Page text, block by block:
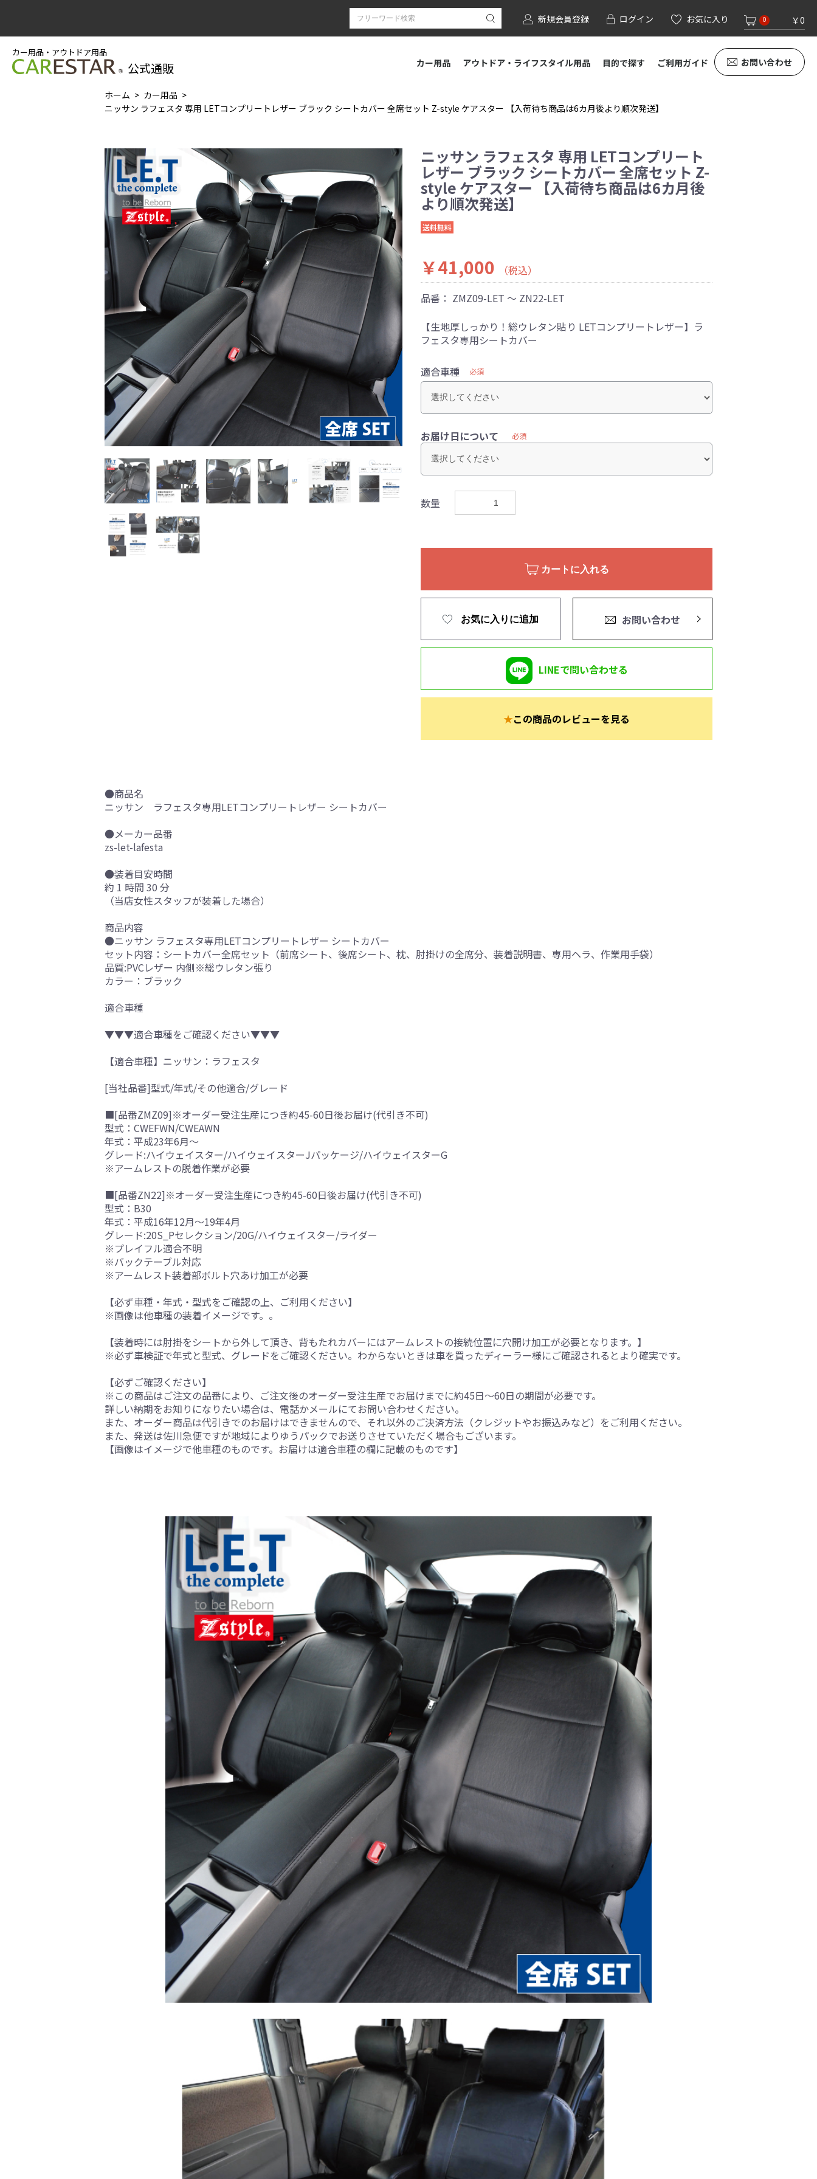
新規会員登録 ログイン お気に入り 0 ￥0
カー用品・アウトドア用品
公式通販 カー用品 アウトドア・ライフスタイル用品 目的で探す ご利用ガイド お問い合わせ
ホーム
カー用品
ニッサン ラフェスタ 専用 LETコンプリートレザー ブラック シートカバー 全席セット Z-style ケアスター 【入荷待ち商品は6カ月後より順次発送】
ニッサン ラフェスタ 専用 LETコンプリート
レザー ブラック シートカバー 全席セット Z-
style ケアスター 【入荷待ち商品は6カ月後
より順次発送】
送料無料
￥41,000
（税込）
品番： ZMZ09-LET ～ ZN22-LET
【生地厚しっかり！総ウレタン貼り LETコンプリートレザー】ラ
フェスタ専用シートカバー
適合車種 必須
お届け日について 必須
数量
カートに入れる
お気に入りに追加 お問い合わせ
LINEで問い合わせる
★この商品のレビューを見る
●商品名
ニッサン ラフェスタ専用LETコンプリートレザー シートカバー
●メーカー品番
zs-let-lafesta
●装着目安時間
約 1 時間 30 分
（当店女性スタッフが装着した場合）
商品内容
●ニッサン ラフェスタ専用LETコンプリートレザー シートカバー
セット内容：シートカバー全席セット（前席シート、後席シート、枕、肘掛けの全席分、装着説明書、専用ヘラ、作業用手袋）
品質:PVCレザー 内側※総ウレタン張り
カラー：ブラック
適合車種
▼▼▼適合車種をご確認ください▼▼▼
【適合車種】ニッサン：ラフェスタ
[当社品番]型式/年式/その他適合/グレード
■[品番ZMZ09]※オーダー受注生産につき約45-60日後お届け(代引き不可)
型式：CWEFWN/CWEAWN
年式：平成23年6月～
グレード:ハイウェイスター/ハイウェイスターJパッケージ/ハイウェイスターG
※アームレストの脱着作業が必要
■[品番ZN22]※オーダー受注生産につき約45-60日後お届け(代引き不可)
型式：B30
年式：平成16年12月～19年4月
グレード:20S_Pセレクション/20G/ハイウェイスター/ライダー
※プレイフル適合不明
※バックテーブル対応
※アームレスト装着部ボルト穴あけ加工が必要
【必ず車種・年式・型式をご確認の上、ご利用ください】
※画像は他車種の装着イメージです。。
【装着時には肘掛をシートから外して頂き、背もたれカバーにはアームレストの接続位置に穴開け加工が必要となります。】
※必ず車検証で年式と型式、グレードをご確認ください。わからないときは車を買ったディーラー様にご確認されるとより確実です。
【必ずご確認ください】
※この商品はご注文の品番により、ご注文後のオーダー受注生産でお届けまでに約45日～60日の期間が必要です。
詳しい納期をお知りになりたい場合は、電話かメールにてお問い合わせください。
また、オーダー商品は代引きでのお届けはできませんので、それ以外のご決済方法（クレジットやお振込みなど）をご利用ください。
また、発送は佐川急便ですが地域によりゆうパックでお送りさせていただく場合もございます。
【画像はイメージで他車種のものです。お届けは適合車種の欄に記載のものです】